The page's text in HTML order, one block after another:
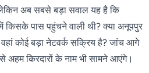
अब सबसे बड़ा सवाल यह है कि
पास पहुंचने वाली थी? क्या अनूपपुर
वहां कोई बड़ा नेटवर्क सक्रिय है? जांच आगे
अहम किरदारों के नाम भी सामने आएंगे।